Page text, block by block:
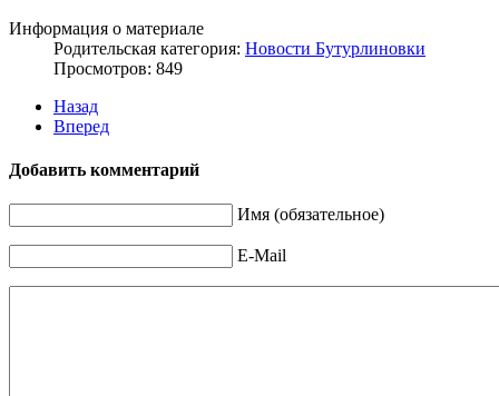
Информация о материале
Родительская категория: Новости Бутурлиновки
Просмотров: 849
Назад
Вперед
Добавить комментарий
Имя (обязательное)
E-Mail